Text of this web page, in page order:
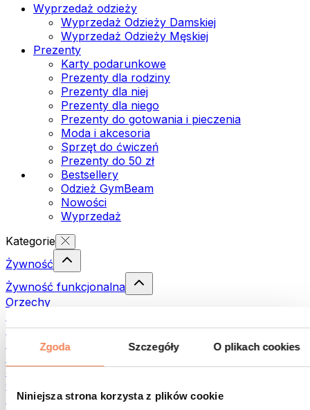
Zgoda Szczegóły O plikach cookies
Niniejsza strona korzysta z plików cookie
Wyprzedaż odzieży
Wyprzedaż Odzieży Damskiej
Wyprzedaż Odzieży Męskiej
Prezenty
Karty podarunkowe
Prezenty dla rodziny
Prezenty dla niej
Prezenty dla niego
Prezenty do gotowania i pieczenia
Moda i akcesoria
Sprzęt do ćwiczeń
Prezenty do 50 zł
Bestsellery
Odzież GymBeam
Nowości
Wyprzedaż
Kategorie
Żywność
Żywność funkcjonalna
Orzechy
Pasty i kremy do smarowania
Jajka
Chleb i pieczywo
Mięso